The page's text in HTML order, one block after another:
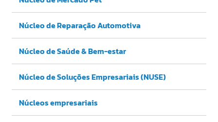
Núcleo de Reparação Automotiva
Núcleo de Saúde & Bem-estar
Núcleo de Soluções Empresariais (NUSE)
Núcleos empresariais